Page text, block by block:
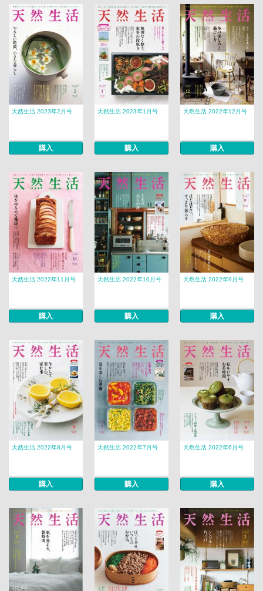
天然生活 2023年2月号
購入
天然生活 2023年1月号
購入
天然生活 2022年12月号
購入
天然生活 2022年11月号
購入
天然生活 2022年10月号
購入
天然生活 2022年9月号
購入
天然生活 2022年8月号
購入
天然生活 2022年7月号
購入
天然生活 2022年6月号
購入